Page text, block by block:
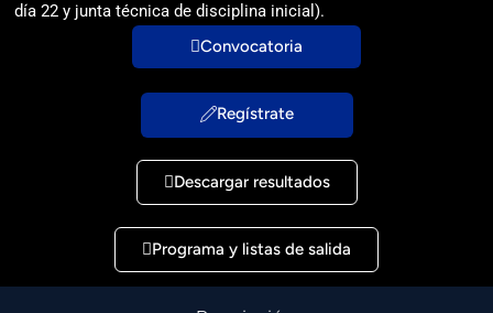
día 22 y junta técnica de disciplina inicial).
Convocatoria
Regístrate
Descargar resultados
Programa y listas de salida